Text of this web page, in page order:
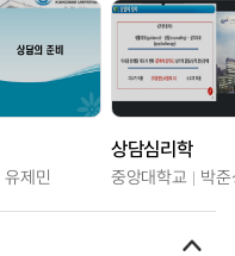
유제민
상담심리학
중앙대학교 박